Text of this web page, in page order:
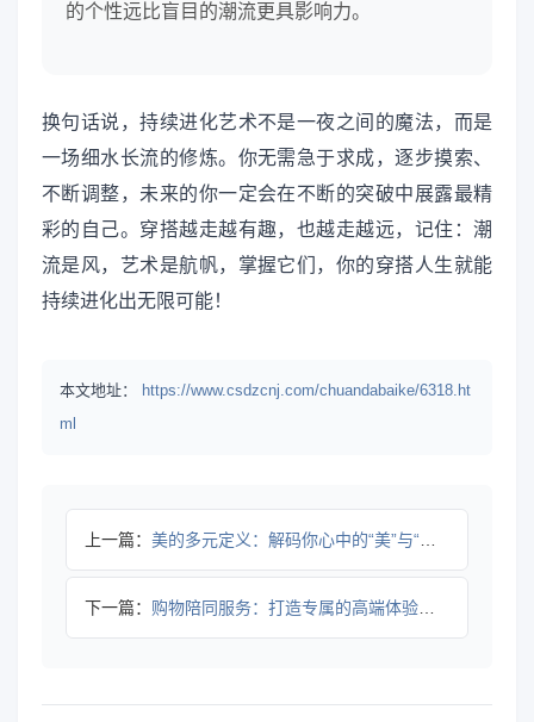
的个性远比盲目的潮流更具影响力。
换句话说，持续进化艺术不是一夜之间的魔法，而是
一场细水长流的修炼。你无需急于求成，逐步摸索、
不断调整，未来的你一定会在不断的突破中展露最精
彩的自己。穿搭越走越有趣，也越走越远，记住：潮
流是风，艺术是航帆，掌握它们，你的穿搭人生就能
持续进化出无限可能！
本文地址：
https://www.csdzcnj.com/chuandabaike/6318.ht
ml
上一篇： 美的多元定义：解码你心中的“美”与“态度”
下一篇： 购物陪同服务：打造专属的高端体验与个性化推荐